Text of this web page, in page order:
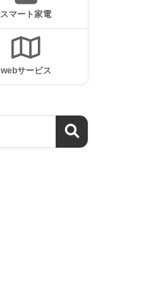
スマート家電
webサービス